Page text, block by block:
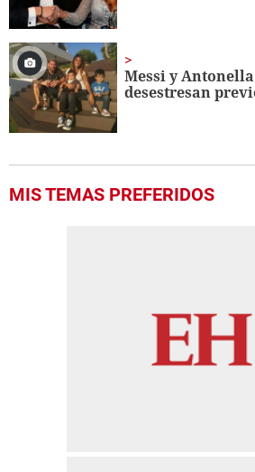
Messi y Antonella
desestresan
MIS TEMAS PREFERIDOS